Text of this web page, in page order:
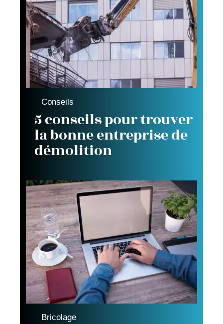
Conseils
5 conseils pour trouver
la bonne entreprise de
démolition
Bricolage